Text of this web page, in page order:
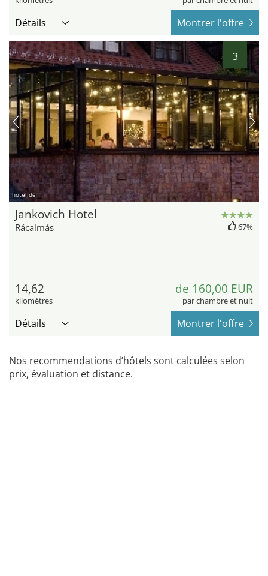
Détails Montrer l'offre
3
hotel.de
Jankovich Hotel
Rácalmás 67%
14,62
kilomètres
de 160,00 EUR
par chambre et nuit
Détails Montrer l'offre
Nos recommendations d’hôtels sont calculées selon
prix, évaluation et distance.